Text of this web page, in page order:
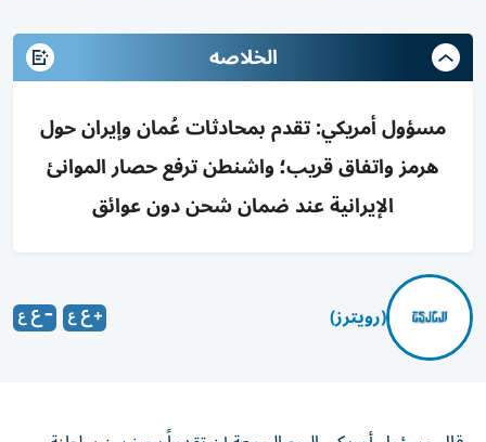
الخلاصه
مسؤول أمريكي: تقدم بمحادثات عُمان وإيران حول
هرمز واتفاق قريب؛ واشنطن ترفع حصار الموانئ
الإيرانية عند ضمان شحن دون عوائق
(رويترز)
قال مسؤول ‌أمريكي اليوم الجمعة ​إن ⁠تقدماً يحرز بين سلطنة